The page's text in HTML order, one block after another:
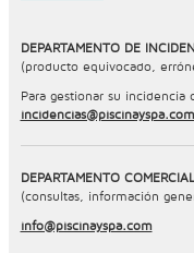
DEPARTAMENTO DE
(producto equivocado,
Para gestionar su
incidencias@piscinayspa.com
DEPARTAMENTO COMERCIAL
(consultas, información
info@piscinayspa.com